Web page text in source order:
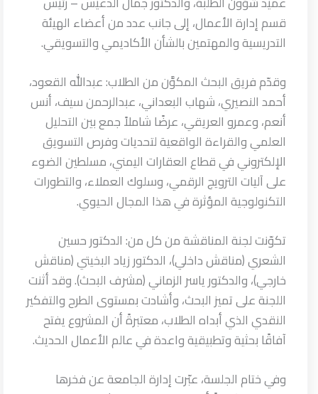
قسم إدارة الأعمال، إلى جانب عدد من أعضاء الهيئة
التدريسية والمهتمين بالشأن الأكاديمي والتسويقي.
وقدّم فريق البحث المكوَّن من الطلاب: عبدالله القعود،
أحمد النصيري، شهاب البعداني، عبدالرحمن سيف، أنس
أنعم، وعمرو العريقي، عرضًا شاملاً جمع بين التحليل
العلمي والقراءة الواقعية لتحديات وفرص التسويق
الإلكتروني في قطاع العقارات اليمني، مسلطين الضوء
على آليات الترويج الرقمي، وسلوك العملاء، والتطورات
التكنولوجية المؤثرة في هذا المجال الحيوي.
تكوّنت لجنة المناقشة من كل من: الدكتور حسين
الشعري (مناقش داخلي)، الدكتور زياد البخيتي (مناقش
خارجي)، والدكتور ياسر الزماني (مشرف البحث). وقد أثنت
اللجنة على تميز البحث، وأشادت بمستوى الطرح والتفكير
النقدي الذي أبداه الطلاب، معتبرةً أن المشروع يفتح
آفاقًا بحثية وتطبيقية واعدة في عالم الأعمال الحديث.
وفي ختام الجلسة، عبّرت إدارة الجامعة عن فخرها